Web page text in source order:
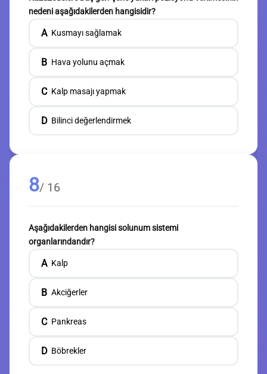
nedeni aşağıdakilerden hangisidir?
A Kusmayı sağlamak
B Hava yolunu açmak
C Kalp masajı yapmak
D Bilinci değerlendirmek
8/ 16
Aşağıdakilerden hangisi solunum sistemi
organlarındandır?
A Kalp
B Akciğerler
C Pankreas
D Böbrekler